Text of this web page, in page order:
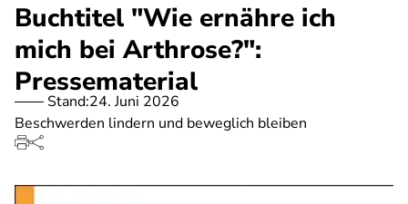
Buchtitel "Wie ernähre ich
mich bei Arthrose?":
Pressematerial
Stand:24. Juni 2026
Beschwerden lindern und beweglich bleiben